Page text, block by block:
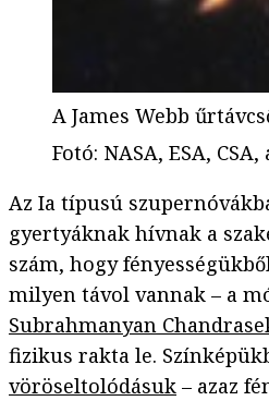
A James Webb
Fotó: NASA, ESA, CSA,
Az Ia típusú
gyertyáknak hívnak a
szám, hogy
milyen távol vannak – a
Subrahmanyan
fizikus rakta le.
vöröseltolódásuk – azaz